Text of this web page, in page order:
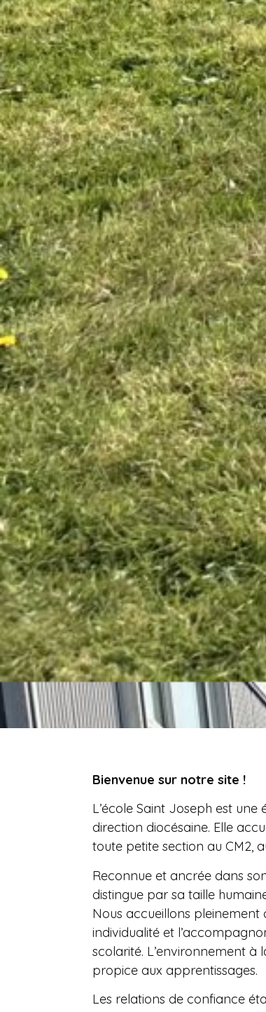
Bienvenue sur notre site !
L’école Saint Joseph est
direction diocésaine. Elle
toute petite section au CM2,
Reconnue et ancrée dans
distingue par sa taille
Nous accueillons
individualité et
scolarité. L’environnement à
propice aux apprentissages.
Les relations de confiance